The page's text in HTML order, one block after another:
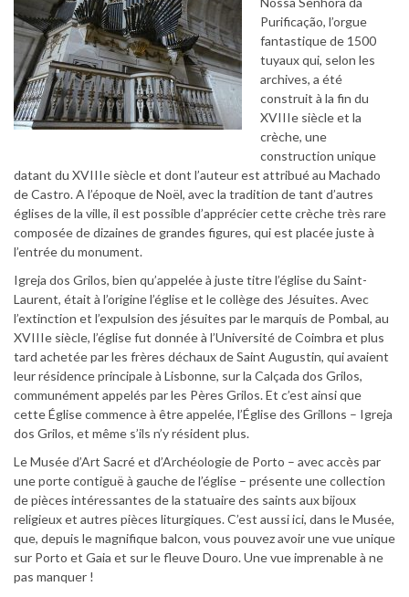
Purificação, l’orgue
fantastique de 1500
tuyaux qui, selon les
archives, a été
construit à la fin du
XVIIIe siècle et la
crèche, une
construction unique
datant du XVIIIe siècle et dont l’auteur est attribué au Machado
de Castro. A l’époque de Noël, avec la tradition de tant d’autres
églises de la ville, il est possible d’apprécier cette crèche très rare
composée de dizaines de grandes figures, qui est placée juste à
l’entrée du monument.
Igreja dos Grilos, bien qu’appelée à juste titre l’église du Saint-
Laurent, était à l’origine l’église et le collège des Jésuites. Avec
l’extinction et l’expulsion des jésuites par le marquis de Pombal, au
XVIIIe siècle, l’église fut donnée à l’Université de Coimbra et plus
tard achetée par les frères déchaux de Saint Augustin, qui avaient
leur résidence principale à Lisbonne, sur la Calçada dos Grilos,
communément appelés par les Pères Grilos. Et c’est ainsi que
cette Église commence à être appelée, l’Église des Grillons – Igreja
dos Grilos, et même s’ils n’y résident plus.
Le Musée d’Art Sacré et d’Archéologie de Porto – avec accès par
une porte contiguë à gauche de l’église – présente une collection
de pièces intéressantes de la statuaire des saints aux bijoux
religieux et autres pièces liturgiques. C’est aussi ici, dans le Musée,
que, depuis le magnifique balcon, vous pouvez avoir une vue unique
sur Porto et Gaia et sur le fleuve Douro. Une vue imprenable à ne
pas manquer !